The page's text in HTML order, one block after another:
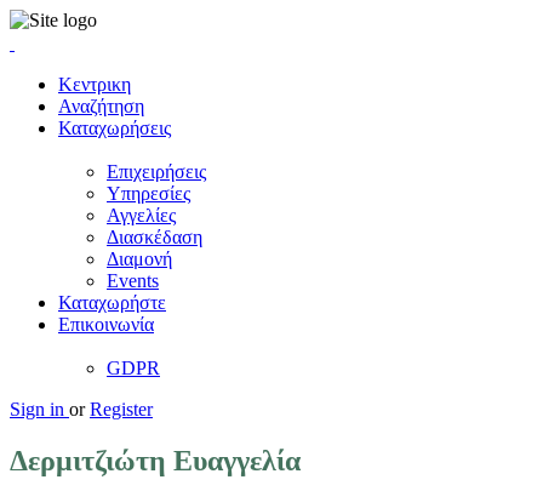
Κεντρικη
Αναζήτηση
Καταχωρήσεις
Επιχειρήσεις
Υπηρεσίες
Αγγελίες
Διασκέδαση
Διαμονή
Events
Καταχωρήστε
Επικοινωνία
GDPR
Sign in or Register
Δερμιτζιώτη Ευαγγελία